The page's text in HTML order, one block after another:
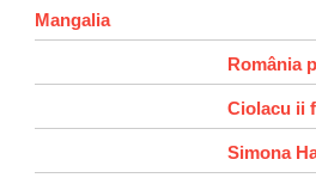
Mangalia
România
Ciolacu ii
Simona